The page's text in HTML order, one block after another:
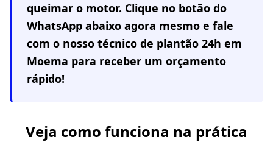
queimar o motor. Clique no botão do
WhatsApp abaixo agora mesmo e fale
com o nosso técnico de plantão 24h em
Moema para receber um orçamento
rápido!
Veja como funciona na prática